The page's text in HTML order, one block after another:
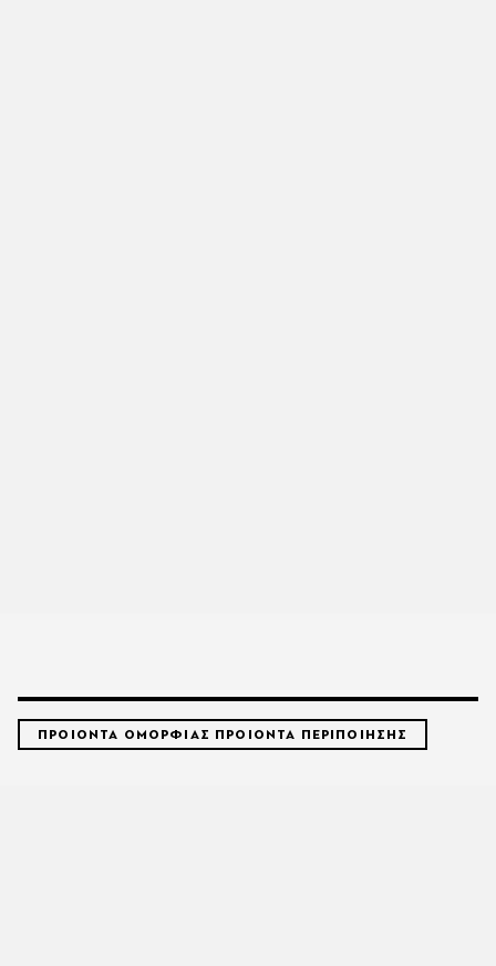
ΠΡΟΙΟΝΤΑ ΟΜΟΡΦΙΑΣ ΠΡΟΙΟΝΤΑ ΠΕΡΙΠΟΙΗΣΗΣ